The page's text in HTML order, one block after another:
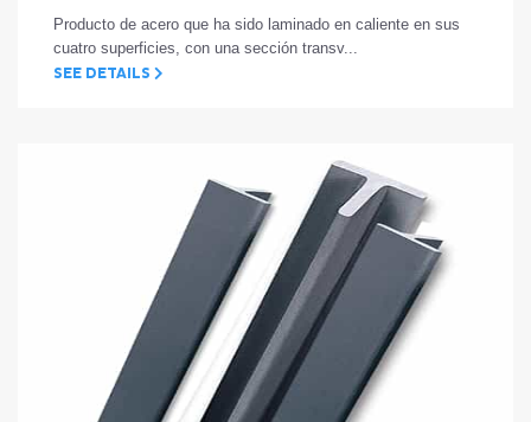
Producto de acero que ha sido laminado en caliente en sus
cuatro superficies, con una sección transv...
SEE DETAILS